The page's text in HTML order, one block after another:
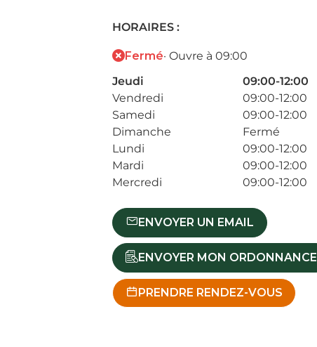
HORAIRES :
Fermé· Ouvre à 09:00
Jeudi
09:00-12:00
Vendredi
09:00-12:00
Samedi
09:00-12:00
Dimanche
Fermé
Lundi
09:00-12:00
Mardi
09:00-12:00
Mercredi
09:00-12:00
ENVOYER UN EMAIL
ENVOYER MON ORDONNANCE
PRENDRE RENDEZ-VOUS